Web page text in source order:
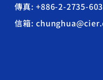
傳真: +886-2-2735-
信箱: